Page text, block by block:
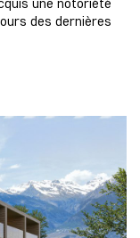
une notoriété
des dernières